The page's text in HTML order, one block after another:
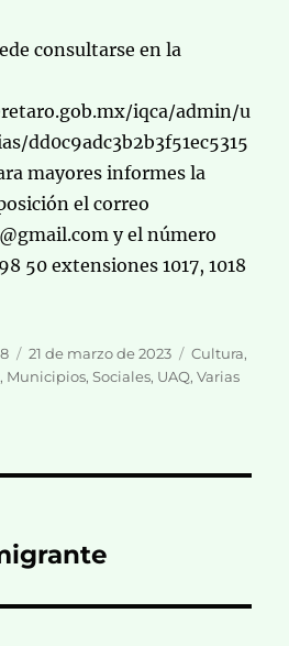
consultarse en la
iqca/admin/u
dd0c9adc3b2b3f51ec5315
mayores informes la
el correo
y el número
50 extensiones 1017, 1018
Publicado
el
21 de marzo de 2023 Categorías
Cultura,
, Municipios,Sociales, UAQ,Varias